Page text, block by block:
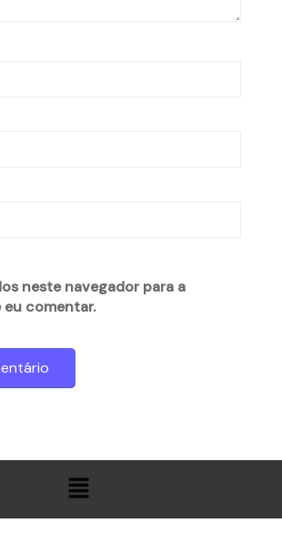
neste navegador para a
eu comentar.